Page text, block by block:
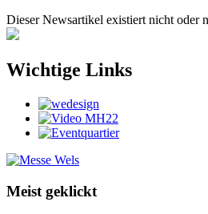
Dieser Newsartikel existiert nicht oder
Wichtige Links
Meist geklickt